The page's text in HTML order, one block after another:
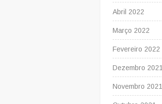
Abril 2022
Março 2022
Fevereiro 2022
Dezembro 2021
Novembro 2021